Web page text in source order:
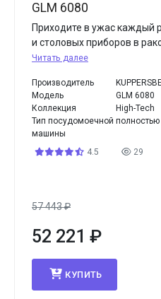
GLM 6080
Приходите в ужас каждый
и столовых приборов в
Читать далее
Производитель
Модель
GLM 6080
Коллекция
High-Tech
Тип посудомоечной
машины
4.5 29
57 443₽
52 221 ₽
КУПИТЬ